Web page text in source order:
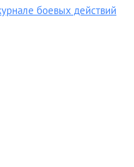
боевых действий